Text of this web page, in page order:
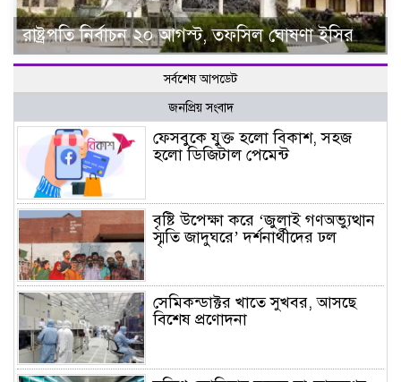
রাষ্ট্রপতি নির্বাচন ২০ আগস্ট, তফসিল ঘোষণা ইসির
সর্বশেষ আপডেট
জনপ্রিয় সংবাদ
ফেসবুকে যুক্ত হলো বিকাশ, সহজ
হলো ডিজিটাল পেমেন্ট
বৃষ্টি উপেক্ষা করে ‘জুলাই গণঅভ্যুত্থান
স্মৃতি জাদুঘরে’ দর্শনার্থীদের ঢল
সেমিকন্ডাক্টর খাতে সুখবর, আসছে
বিশেষ প্রণোদনা